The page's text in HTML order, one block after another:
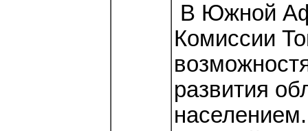
В Южной
Комиссии
развития